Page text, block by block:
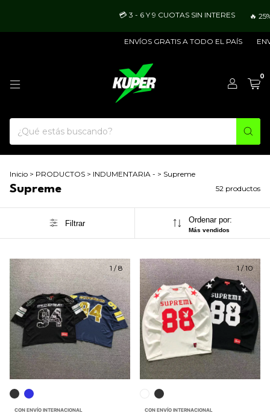
💳 3 - 6 Y 9 CUOTAS SIN INTERES 🔥 25% OFF
ENVÍOS GRATIS A TODO EL PAÍS ENVÍO
0
Inicio > PRODUCTOS > INDUMENTARIA - > Supreme
Supreme 52 productos
Filtrar Ordenar por:
Más vendidos
1/8
CON ENVÍO INTERNACIONAL
1/10
CON ENVÍO INTERNACIONAL